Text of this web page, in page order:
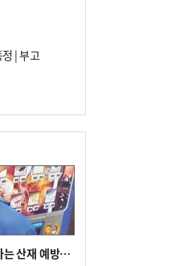
1849원…
회 공식 사
25회는 삼
|부고
노동자 살인 폭염과 사투…회사는 산재 예방·전기료 절감 전력